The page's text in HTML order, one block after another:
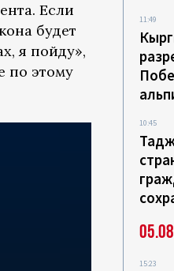
Если
будет
я пойду»,
по этому
11:49
10:45
15:23